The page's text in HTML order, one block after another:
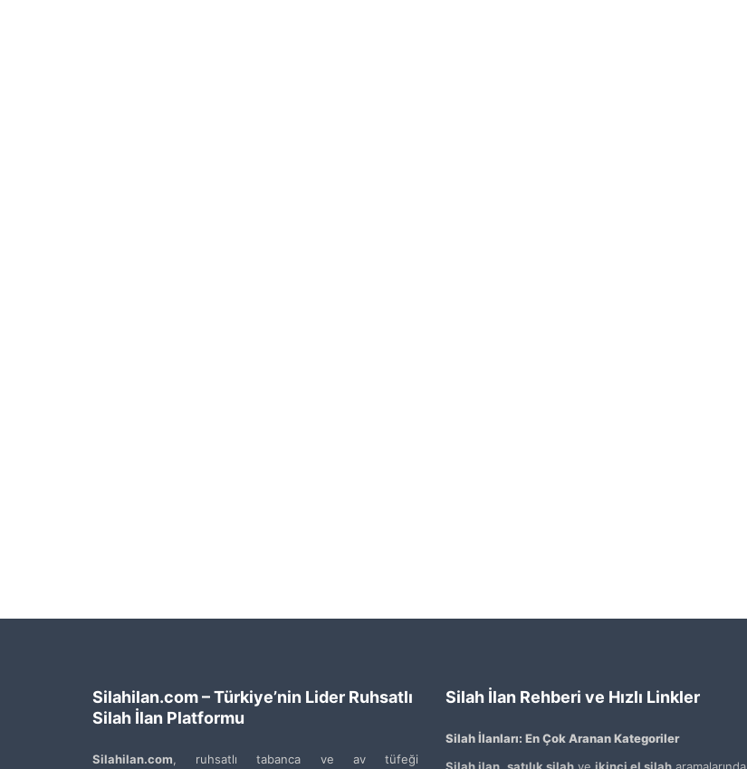
Silahilan.com – Türkiye’nin Lider Ruhsatlı
Silah İlan Platformu
Silahilan.com, ruhsatlı tabanca ve av tüfeği
Silah İlan Rehberi ve Hızlı Linkler
Silah İlanları: En Çok Aranan Kategoriler
Silah ilan satılık silah ve ikinci el silah aramalarında